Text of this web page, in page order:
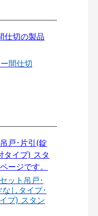
間仕切
ット吊戸･
なしタイプ･
プ) スタン